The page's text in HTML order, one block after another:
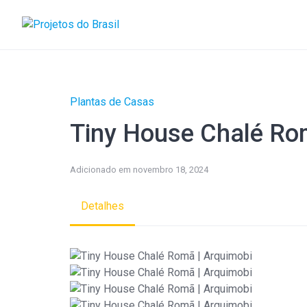
Plantas de Casas
Tiny House Chalé
Adicionado em novembro 18, 2024
Detalhes